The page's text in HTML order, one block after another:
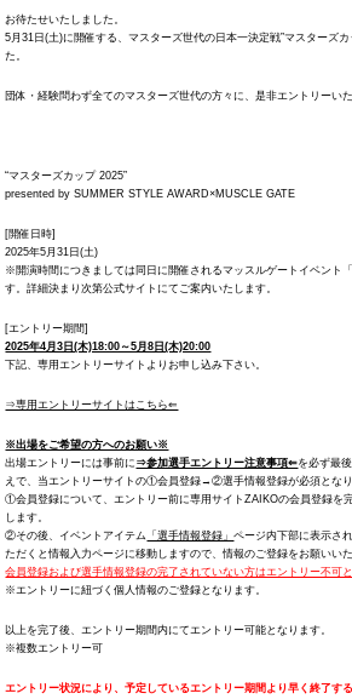
お待たせいたしました。
5月31日(土)に開催する、マスターズ世代の日本一決定戦”マスターズ
た。
団体・経験問わず全てのマスターズ世代の方々に、是非エントリーい
“マスターズカップ 2025”
presented by SUMMER STYLE AWARD×MUSCLE GATE
[開催日時]
2025年5月31日(土)
※開演時間につきましては同日に開催されるマッスルゲートイベント
す。詳細決まり次第公式サイトにてご案内いたします。
[エントリー期間]
2025年4月3日(木)18:00～5月8日(木)20:00
下記、専用エントリーサイトよりお申し込み下さい。
⇒専用エントリーサイトはこちら⇐
※出場をご希望の方へのお願い※
出場エントリーには事前に ⇒参加選手エントリー注意事項⇐を必ず最
えで、当エントリーサイトの①会員登録→②選手情報登録が必須となり
①会員登録について、エントリー前に専用サイトZAIKOの会員登録を
します。
②その後、イベントアイテム 「選手情報登録」ページ内下部に表示さ
ただくと情報入力ページに移動しますので、情報のご登録をお願いいた
会員登録および選手情報登録の完了されていない方はエントリー不可と
※エントリーに紐づく個人情報のご登録となります。
以上を完了後、エントリー期間内にてエントリー可能となります。
※複数エントリー可
エントリー状況により、予定しているエントリー期間より早く終了す